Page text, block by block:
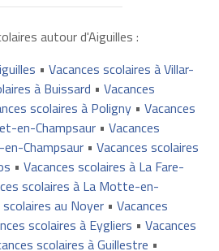
autour d'Aiguilles :
• Vacances scolaires à Villar-
à Buissard • Vacances
scolaires à Poligny• Vacances
en-Champsaur• Vacances
Champsaur• Vacances scolaires
• Vacances scolaires à La Fare-
scolaires à La Motte-en-
scolaires au Noyer• Vacances
scolaires à Eygliers • Vacances
scolaires à Guillestre •